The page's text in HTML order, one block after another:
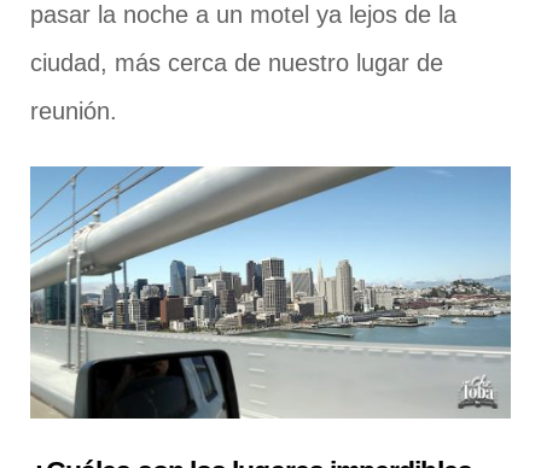
pasar la noche a un motel ya lejos de la
ciudad, más cerca de nuestro lugar de
reunión.